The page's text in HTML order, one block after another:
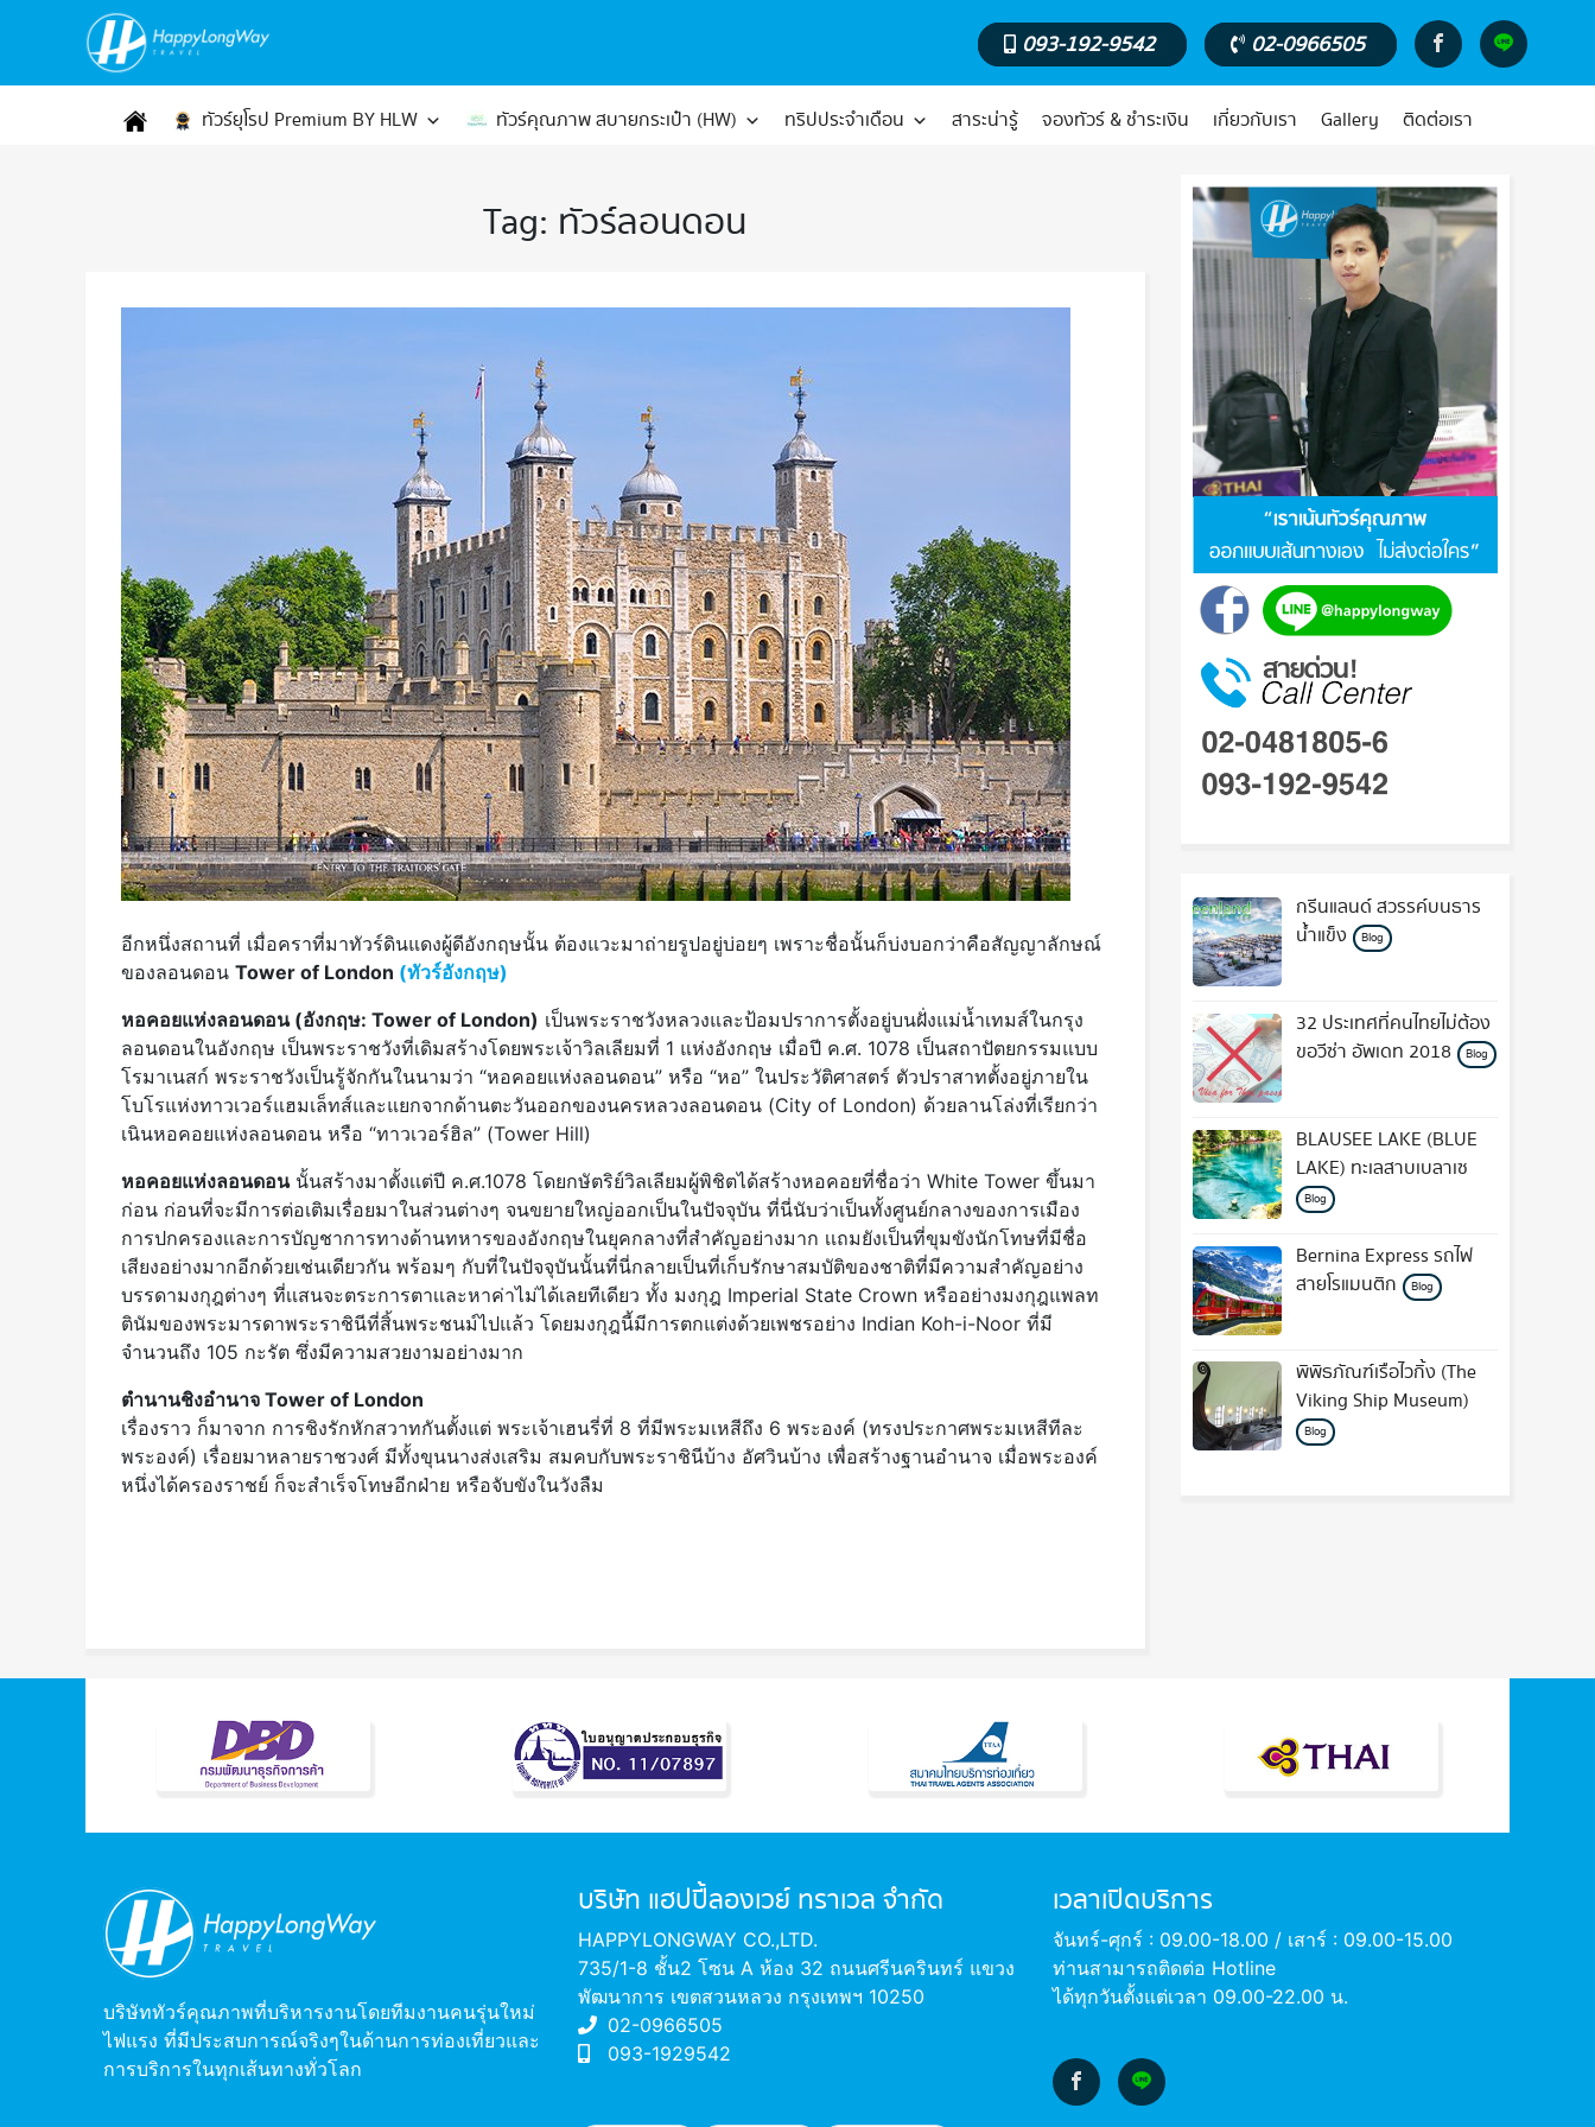
093-192-9542 02-0966505
ทัวร์ยุโรป Premium BY HLW ทัวร์คุณภาพ สบายกระเป๋า (HW) ทริปประจำเดือน สาระน่ารู้ จองทัวร์ & ชำระเงิน เกี่ยวกับเรา Gallery ติดต่อเรา
Tag: ทัวร์ลอนดอน
อีกหนึ่งสถานที่ เมื่อคราที่มาทัวร์ดินแดงผู้ดีอังกฤษนั้น ต้องแวะมาถ่ายรูปอยู่บ่อยๆ เพราะชื่อนั้นก็บ่งบอกว่าคือสัญญาลักษณ์
ของลอนดอน Tower of London (ทัวร์อังกฤษ)
หอคอยแห่งลอนดอน (อังกฤษ: Tower of London) เป็นพระราชวังหลวงและป้อมปราการตั้งอยู่บนฝั่งแม่น้ำเทมส์ในกรุง
ลอนดอนในอังกฤษ เป็นพระราชวังที่เดิมสร้างโดยพระเจ้าวิลเลียมที่ 1 แห่งอังกฤษ เมื่อปี ค.ศ. 1078 เป็นสถาปัตยกรรมแบบ
โรมาเนสก์ พระราชวังเป็นรู้จักกันในนามว่า “หอคอยแห่งลอนดอน” หรือ “หอ” ในประวัติศาสตร์ ตัวปราสาทตั้งอยู่ภายใน
โบโรแห่งทาวเวอร์แฮมเล็ทส์และแยกจากด้านตะวันออกของนครหลวงลอนดอน (City of London) ด้วยลานโล่งที่เรียกว่า
เนินหอคอยแห่งลอนดอน หรือ “ทาวเวอร์ฮิล” (Tower Hill)
หอคอยแห่งลอนดอนนั้นสร้างมาตั้งเเต่ปี ค.ศ.1078 โดยกษัตริย์วิลเลียมผู้พิชิตได้สร้างหอคอยที่ชื่อว่า White Tower ขึ้นมา
ก่อน ก่อนที่จะมีการต่อเติมเรื่อยมาในส่วนต่างๆ จนขยายใหญ่ออกเป็นในปัจจุบัน ที่นี่นับว่าเป็นทั้งศูนย์กลางของการเมือง
การปกครองเเละการบัญชาการทางด้านทหารของอังกฤษในยุคกลางที่สำคัญอย่างมาก เเถมยังเป็นที่ขุมขังนักโทษที่มีชื่อ
เสียงอย่างมากอีกด้วยเช่นเดียวกัน พร้อมๆ กับที่ในปัจจุบันนั้นที่นี่กลายเป็นที่เก็บรักษาสมบัติของชาติที่มีความสำคัญอย่าง
บรรดามงกุฎต่างๆ ที่เเสนจะตระการตาเเละหาค่าไม่ได้เลยทีเดียว ทั้ง มงกุฎ Imperial State Crown หรืออย่างมงกุฎแพลท
ตินัมของพระมารดาพระราชินีที่สิ้นพระชนม์ไปแล้ว โดยมงกุฎนี้มีการตกแต่งด้วยเพชรอย่าง Indian Koh-i-Noor ที่มี
จำนวนถึง 105 กะรัต ซึ่งมีความสวยงามอย่างมาก
ตำนานชิงอำนาจ Tower of London
เรื่องราว ก็มาจาก การชิงรักหักสวาทกันตั้งแต่ พระเจ้าเฮนรี่ที่ 8 ที่มีพระมเหสีถึง 6 พระองค์ (ทรงประกาศพระมเหสีทีละ
พระองค์) เรื่อยมาหลายราชวงศ์ มีทั้งขุนนางส่งเสริม สมคบกับพระราชินีบ้าง อัศวินบ้าง เพื่อสร้างฐานอำนาจ เมื่อพระองค์
หนึ่งได้ครองราชย์ ก็จะสำเร็จโทษอีกฝ่าย หรือจับขังในวังลืม
กรีนแลนด์ สวรรค์บนธาร
น้ำแข็ง
Blog
32 ประเทศที่คนไทยไม่ต้อง
ขอวีซ่า อัพเดท 2018
Blog
BLAUSEE LAKE (BLUE
LAKE) ทะเลสาบเบลาเซ
Blog
Bernina Express รถไฟ
สายโรแมนติก
Blog
พิพิธภัณฑ์เรือไวกิ้ง (The
Viking Ship Museum)
Blog
บริษัททัวร์คุณภาพที่บริหารงานโดยทีมงานคนรุ่นใหม่
ไฟแรง ที่มีประสบการณ์จริงๆในด้านการท่องเที่ยวและ
การบริการในทุกเส้นทางทั่วโลก
บริษัท แฮปปี้ลองเวย์ ทราเวล จำกัด
HAPPYLONGWAY CO.,LTD.
735/1-8 ชั้น2 โซน A ห้อง 32 ถนนศรีนครินทร์ แขวง
พัฒนาการ เขตสวนหลวง กรุงเทพฯ 10250
02-0966505
093-1929542
เวลาเปิดบริการ
จันทร์-ศุกร์ : 09.00-18.00 / เสาร์ : 09.00-15.00
ท่านสามารถติดต่อ Hotline
ได้ทุกวันตั้งแต่เวลา 09.00-22.00 น.